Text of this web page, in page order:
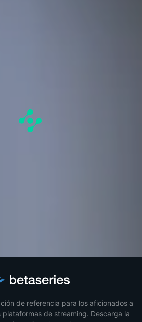
de referencia para los aficionados a
plataformas de streaming. Descarga la